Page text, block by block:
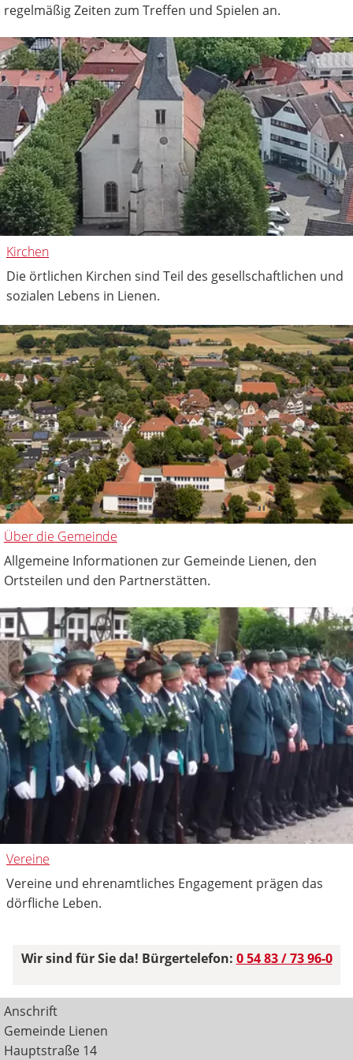
regelmäßig Zeiten zum Treffen und Spielen an.
Kirchen
Die örtlichen Kirchen sind Teil des gesellschaftlichen und
sozialen Lebens in Lienen.
Über die Gemeinde
Allgemeine Informationen zur Gemeinde Lienen, den
Ortsteilen und den Partnerstätten.
Vereine
Vereine und ehrenamtliches Engagement prägen das
dörfliche Leben.
Wir sind für Sie da! Bürgertelefon: 0 54 83 / 73 96-0
Anschrift
Gemeinde Lienen
Hauptstraße 14